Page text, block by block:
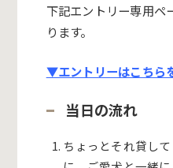
下記エントリー専用ペ
ります。
▼エントリーはこちら
当日の流れ
ちょっとそれ貸し